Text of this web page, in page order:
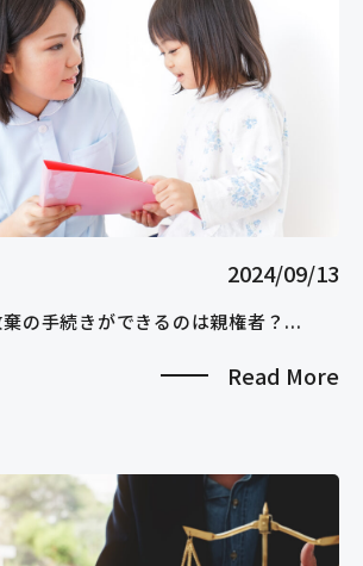
2024/09/13
の手続きができるのは親権者？...
Read More